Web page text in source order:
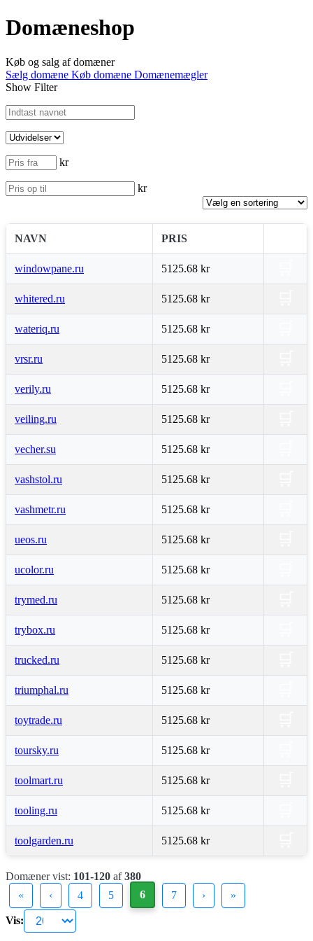
Domæneshop
Køb og salg af domæner
Sælg domæne Køb domæne Domænemægler
Show Filter
kr
kr
NAVN PRIS
windowpane.ru 5125.68 kr
whitered.ru 5125.68 kr
wateriq.ru 5125.68 kr
vrsr.ru 5125.68 kr
verily.ru 5125.68 kr
veiling.ru 5125.68 kr
vecher.su 5125.68 kr
vashstol.ru 5125.68 kr
vashmetr.ru 5125.68 kr
ueos.ru 5125.68 kr
ucolor.ru 5125.68 kr
trymed.ru 5125.68 kr
trybox.ru 5125.68 kr
trucked.ru 5125.68 kr
triumphal.ru 5125.68 kr
toytrade.ru 5125.68 kr
toursky.ru 5125.68 kr
toolmart.ru 5125.68 kr
tooling.ru 5125.68 kr
toolgarden.ru 5125.68 kr
Domæner vist: 101-120 af380
«
‹ 4 5 6 7 › »
Vis: